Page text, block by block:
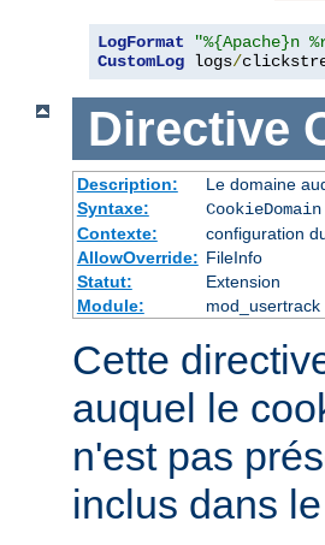
LogFormat "%{Apache}n
CustomLog logs/
Directive
Description:
Le domaine
Syntaxe:
CookieDomain
Contexte:
configuration
AllowOverride: FileInfo
Statut:
Extension
Module:
mod_usertrack
Cette
auquel le
n'est pas
inclus dans